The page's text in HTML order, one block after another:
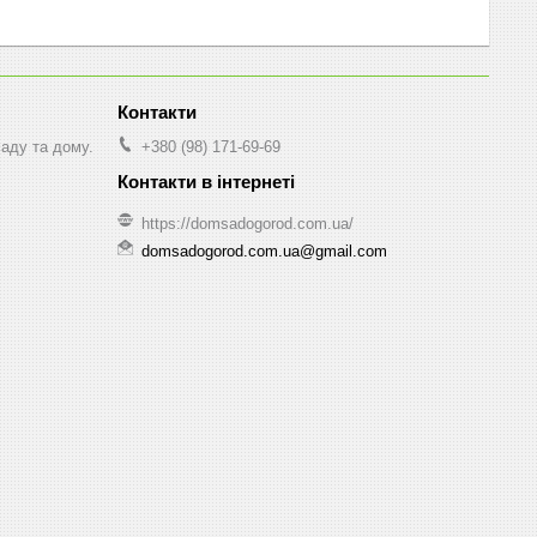
та дому. +380 (98) 171-69-69
https://domsadogorod.com.ua/
domsadogorod.com.ua@gmail.com